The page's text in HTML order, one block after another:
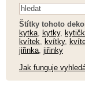
Štítky tohoto
kytka
kytky,
kvítek
kvítky,
jiřinka jiřinky
Jak funguje